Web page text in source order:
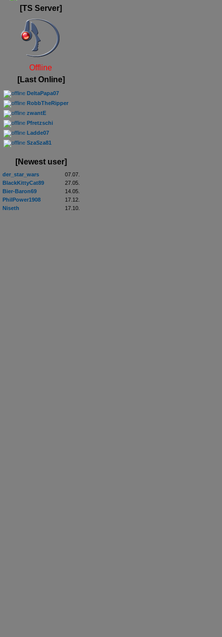
[TS Server]
Offline
[Last Online]
DeltaPapa07
RobbTheRipper
zwantE
Pfretzschi
Ladde07
SzaSza81
[Newest user]
der_star_wars
07.07.
BlackKittyCat89
27.05.
Bier-Baron69
14.05.
PhilPower1908
17.12.
Niseth
17.10.